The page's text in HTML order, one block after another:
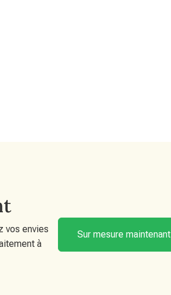
vos envies
à
Sur mesure maintenant